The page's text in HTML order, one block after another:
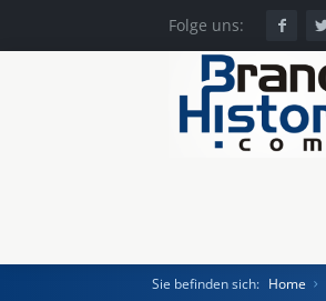
Folge uns:
Sie befinden sich: Home